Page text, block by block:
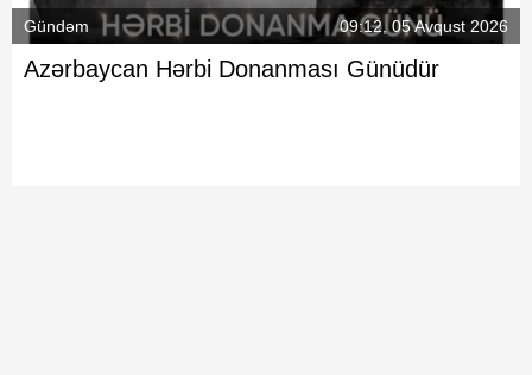
Gündəm 09:12, 05 Avqust 2026
Azərbaycan Hərbi Donanması Günüdür